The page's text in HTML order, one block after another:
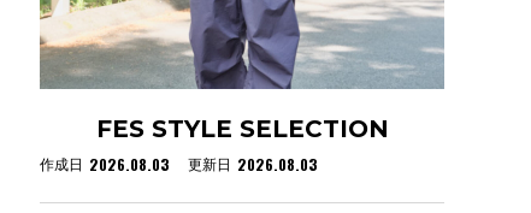
FES STYLE SELECTION
作成日 2026.08.03 更新日 2026.08.03